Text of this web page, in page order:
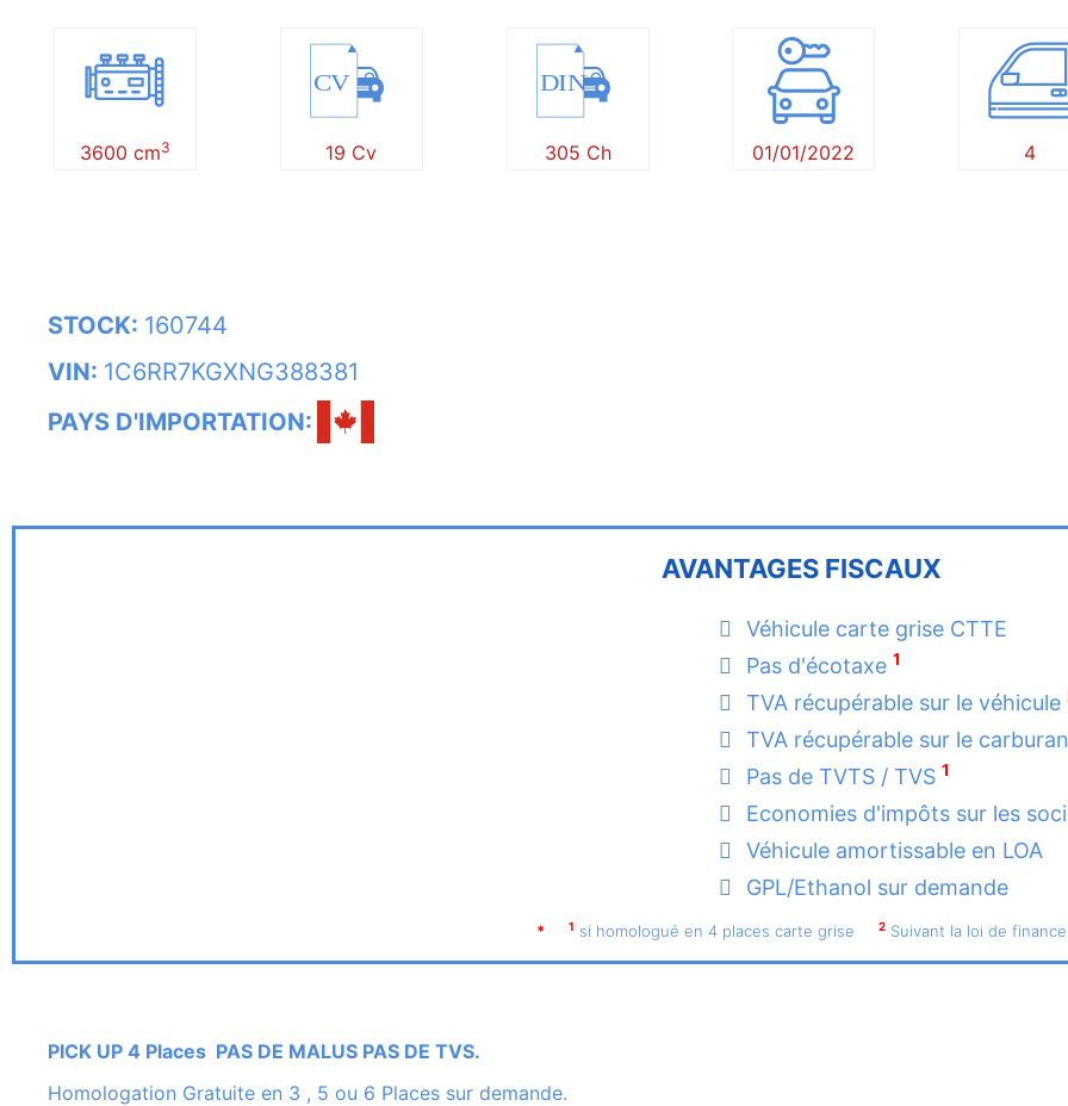
3600 cm3
CV
19 Cv
DIN
305 Ch 01/01/2022 4
STOCK: 160744
VIN: 1C6RR7KGXNG388381
PAYS D'IMPORTATION:
AVANTAGES FISCAUX
Véhicule carte grise CTTE
Pas d'écotaxe 1
TVA récupérable sur le véhicule
TVA récupérable sur le
Pas de TVTS / TVS 1
Economies d'impôts sur les
Véhicule amortissable en LOA
GPL/Ethanol sur demande
* 1 si homologué en 4 places carte grise 2 Suivant la loi de finance
PICK UP 4 Places PAS DE MALUS PAS DE TVS.
Homologation Gratuite en 3 , 5 ou 6 Places sur demande.